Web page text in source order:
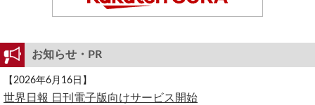
お知らせ・PR
【2026年6月16日】
世界日報 日刊電子版向けサービス開始